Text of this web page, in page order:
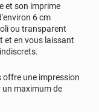
et son imprime
6 cm
ou transparent
et en vous laissant
offre une impression
maximum de